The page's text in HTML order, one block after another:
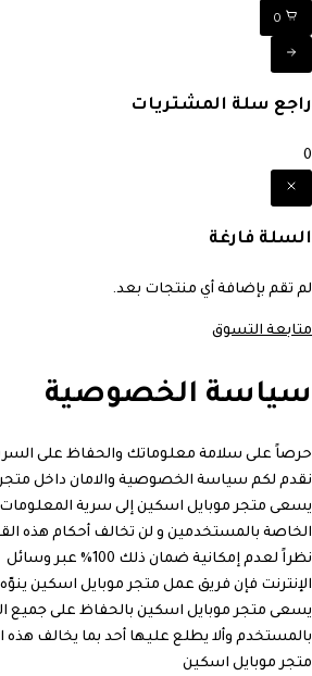
0
راجع سلة المشتريات
0
السلة فارغة
لم تقم بإضافة أي منتجات بعد.
متابعة التسوق
سياسة الخصوصية
حرصاً على سلامة معلوماتك والحفاظ على
نقدم لكم سياسة الخصوصية والامان داخل
يسعى متجر موبايل اسكين إلى سرية
الخاصة بالمستخدمين و لن تخالف أحكام هذه
نظراً لعدم إمكانية ضمان ذلك 100% عبر وسائل
الإنترنت فإن فريق عمل متجر موبايل اسكين ينوّه
يسعى متجر موبايل اسكين بالحفاظ على جميع
بالمستخدم وألا يطلع عليها أحد بما يخالف
متجر موبايل اسكين